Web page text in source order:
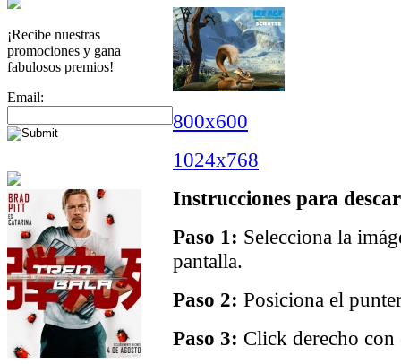
¡Recibe nuestras
promociones y gana
fabulosos premios!
Email:
800x600
1024x768
Instrucciones para
Paso 1: Selecciona la
pantalla.
Paso 2: Posiciona el
Paso 3: Click derecho con